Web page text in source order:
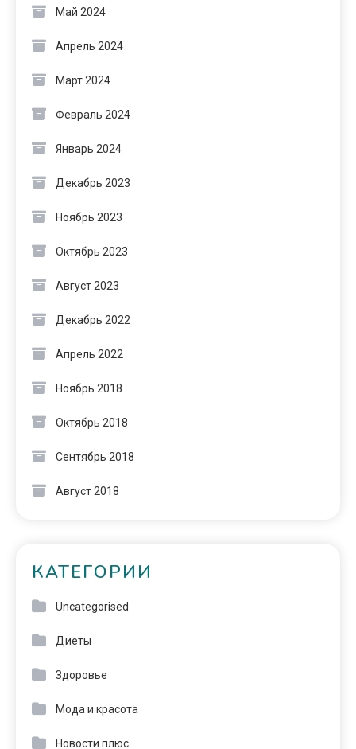
Май 2024
Апрель 2024
Март 2024
Февраль 2024
Январь 2024
Декабрь 2023
Ноябрь 2023
Октябрь 2023
Август 2023
Декабрь 2022
Апрель 2022
Ноябрь 2018
Октябрь 2018
Сентябрь 2018
Август 2018
КАТЕГОРИИ
Uncategorised
Диеты
Здоровье
Мода и красота
Новости плюс